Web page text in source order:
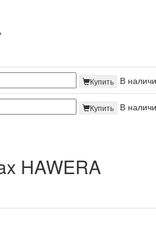
Купить
В
Купить В
HAWERA